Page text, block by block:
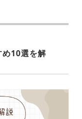
10選を解